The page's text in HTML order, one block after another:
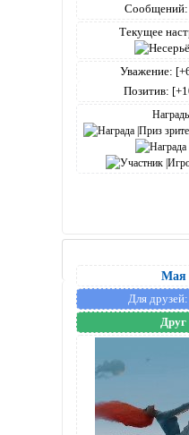
Сообщений:
Текущее
Уважение:
Позитив:
Мая
Для друзей:
Друг